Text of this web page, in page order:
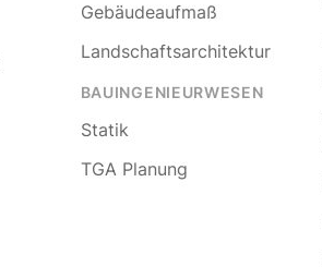
Gebäudeaufmaß
Landschaftsarchitektur
BAUINGENIEURWESEN
Statik
TGA Planung